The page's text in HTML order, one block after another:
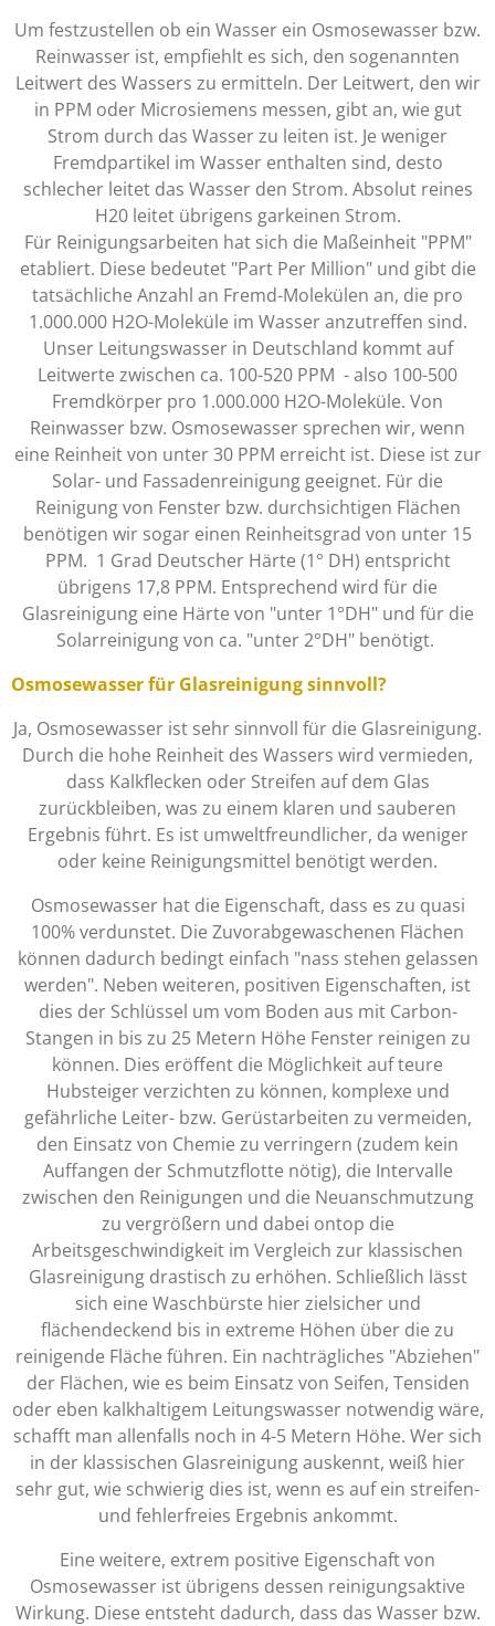
Um festzustellen ob ein Wasser ein Osmosewasser bzw.
Reinwasser ist, empfiehlt es sich, den sogenannten
Leitwert des Wassers zu ermitteln. Der Leitwert, den wir
in PPM oder Microsiemens messen, gibt an, wie gut
Strom durch das Wasser zu leiten ist. Je weniger
Fremdpartikel im Wasser enthalten sind, desto
schlecher leitet das Wasser den Strom. Absolut reines
H20 leitet übrigens garkeinen Strom.
Für Reinigungsarbeiten hat sich die Maßeinheit "PPM"
etabliert. Diese bedeutet "Part Per Million" und gibt die
tatsächliche Anzahl an Fremd-Molekülen an, die pro
1.000.000 H2O-Moleküle im Wasser anzutreffen sind.
Unser Leitungswasser in Deutschland kommt auf
Leitwerte zwischen ca. 100-520 PPM - also 100-500
Fremdkörper pro 1.000.000 H2O-Moleküle. Von
Reinwasser bzw. Osmosewasser sprechen wir, wenn
eine Reinheit von unter 30 PPM erreicht ist. Diese ist zur
Solar- und Fassadenreinigung geeignet. Für die
Reinigung von Fenster bzw. durchsichtigen Flächen
benötigen wir sogar einen Reinheitsgrad von unter 15
PPM. 1 Grad Deutscher Härte (1° DH) entspricht
übrigens 17,8 PPM. Entsprechend wird für die
Glasreinigung eine Härte von "unter 1°DH" und für die
Solarreinigung von ca. "unter 2°DH" benötigt.
Osmosewasser für Glasreinigung sinnvoll?
Ja, Osmosewasser ist sehr sinnvoll für die Glasreinigung.
Durch die hohe Reinheit des Wassers wird vermieden,
dass Kalkflecken oder Streifen auf dem Glas
zurückbleiben, was zu einem klaren und sauberen
Ergebnis führt. Es ist umweltfreundlicher, da weniger
oder keine Reinigungsmittel benötigt werden.
Osmosewasser hat die Eigenschaft, dass es zu quasi
100% verdunstet. Die Zuvorabgewaschenen Flächen
können dadurch bedingt einfach "nass stehen gelassen
werden". Neben weiteren, positiven Eigenschaften, ist
dies der Schlüssel um vom Boden aus mit Carbon-
Stangen in bis zu 25 Metern Höhe Fenster reinigen zu
können. Dies eröffent die Möglichkeit auf teure
Hubsteiger verzichten zu können, komplexe und
gefährliche Leiter- bzw. Gerüstarbeiten zu vermeiden,
den Einsatz von Chemie zu verringern (zudem kein
Auffangen der Schmutzflotte nötig), die Intervalle
zwischen den Reinigungen und die Neuanschmutzung
zu vergrößern und dabei ontop die
Arbeitsgeschwindigkeit im Vergleich zur klassischen
Glasreinigung drastisch zu erhöhen. Schließlich lässt
sich eine Waschbürste hier zielsicher und
flächendeckend bis in extreme Höhen über die zu
reinigende Fläche führen. Ein nachträgliches "Abziehen"
der Flächen, wie es beim Einsatz von Seifen, Tensiden
oder eben kalkhaltigem Leitungswasser notwendig wäre,
schafft man allenfalls noch in 4-5 Metern Höhe. Wer sich
in der klassischen Glasreinigung auskennt, weiß hier
sehr gut, wie schwierig dies ist, wenn es auf ein streifen-
und fehlerfreies Ergebnis ankommt.
Eine weitere, extrem positive Eigenschaft von
Osmosewasser ist übrigens dessen reinigungsaktive
Wirkung. Diese entsteht dadurch, dass das Wasser bzw.